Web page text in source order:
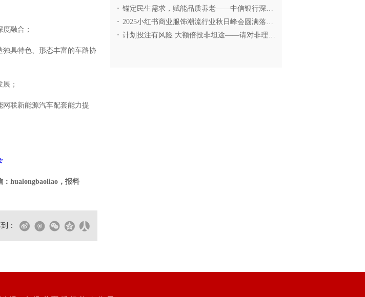
融合；
具特色、形态丰富的车路协
；
联新能源汽车配套能力提
：hualongbaoliao，报料
：
· 锚定民生需求，赋能品质养老——中信银行深圳分行养老
· 2025小红书商业服饰潮流行业秋日峰会圆满落幕，携手
· 计划投注有风险 大额倍投非坦途——请对非理性购彩说“